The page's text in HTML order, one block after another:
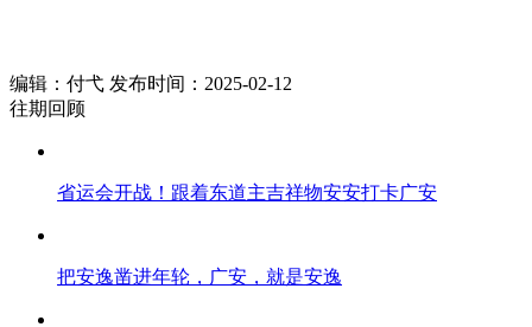
编辑：付弋 发布时间：2025-02-12
往期回顾
省运会开战！跟着东道主吉祥物安安打卡广安
把安逸凿进年轮，广安，就是安逸